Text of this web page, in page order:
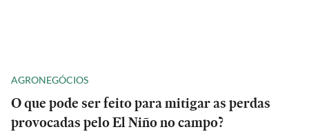
AGRONEGÓCIOS
O que pode ser feito para mitigar as perdas
provocadas pelo El Niño no campo?